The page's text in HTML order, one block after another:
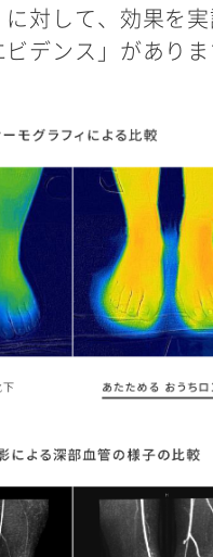
に対して、効果を
ビデンス」がありま